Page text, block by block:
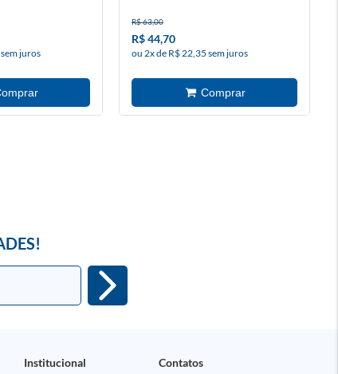
juros
R$ 63,00
R$ 44,70
ou 2x de R$ 22,35 sem juros
Institucional Contatos